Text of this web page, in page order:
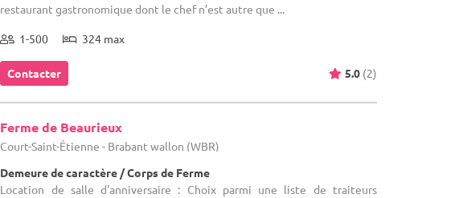
restaurant gastronomique dont le chef n’est autre que ...
1-500 324 max
Contacter 5.0 (2)
Ferme de Beaurieux
Court-Saint-Étienne - Brabant wallon (WBR)
Demeure de caractère / Corps de Ferme
Location de salle d'anniversaire : Choix parmi une liste de traiteurs